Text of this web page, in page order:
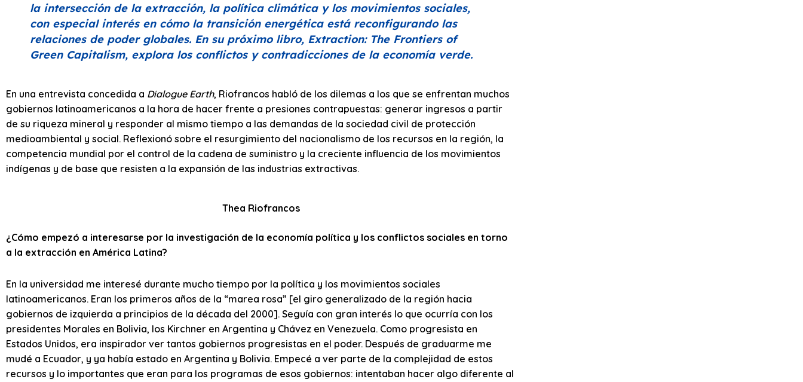
la intersección de la extracción, la política climática y los movimientos sociales,
con especial interés en cómo la transición energética está reconfigurando las
relaciones de poder globales. En su próximo libro, Extraction: The Frontiers of
Green Capitalism, explora los conflictos y contradicciones de la economía verde.
En una entrevista concedida a Dialogue Earth, Riofrancos habló de los dilemas a los que se enfrentan muchos
gobiernos latinoamericanos a la hora de hacer frente a presiones contrapuestas: generar ingresos a partir
de su riqueza mineral y responder al mismo tiempo a las demandas de la sociedad civil de protección
medioambiental y social. Reflexionó sobre el resurgimiento del nacionalismo de los recursos en la región, la
competencia mundial por el control de la cadena de suministro y la creciente influencia de los movimientos
indígenas y de base que resisten a la expansión de las industrias extractivas.
Thea Riofrancos
¿Cómo empezó a interesarse por la investigación de la economía política y los conflictos sociales en torno
a la extracción en América Latina?
En la universidad me interesé durante mucho tiempo por la política y los movimientos sociales
latinoamericanos. Eran los primeros años de la “marea rosa” [el giro generalizado de la región hacia
gobiernos de izquierda a principios de la década del 2000]. Seguía con gran interés lo que ocurría con los
presidentes Morales en Bolivia, los Kirchner en Argentina y Chávez en Venezuela. Como progresista en
Estados Unidos, era inspirador ver tantos gobiernos progresistas en el poder. Después de graduarme me
mudé a Ecuador, y ya había estado en Argentina y Bolivia. Empecé a ver parte de la complejidad de estos
recursos y lo importantes que eran para los programas de esos gobiernos: intentaban hacer algo diferente al